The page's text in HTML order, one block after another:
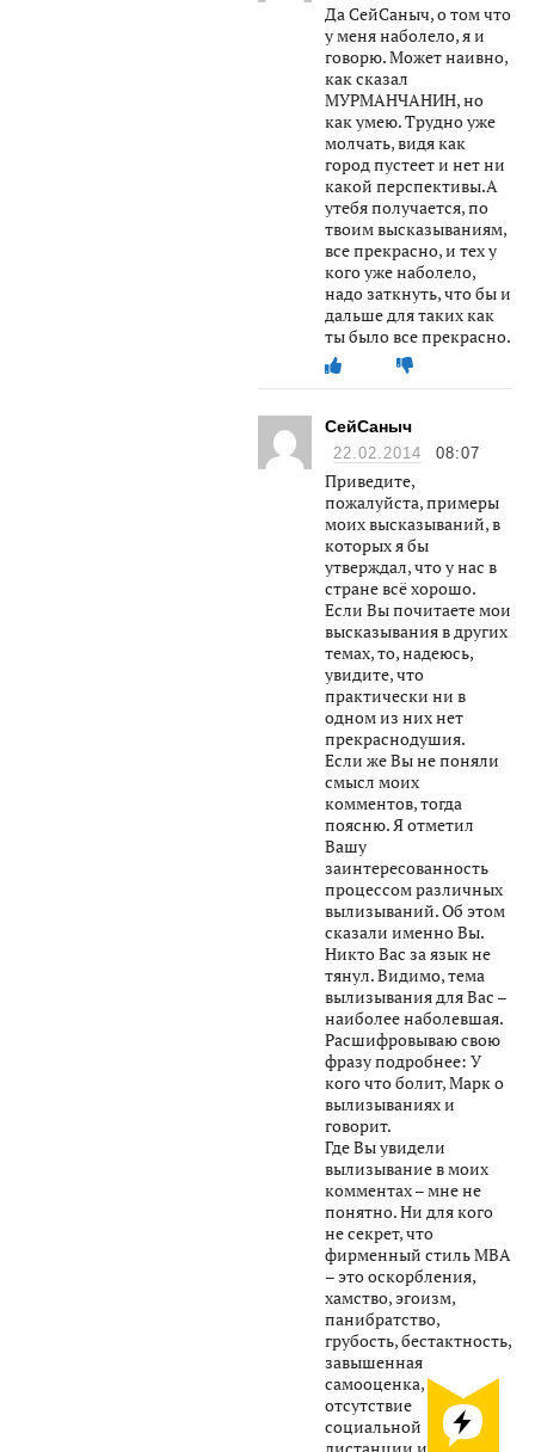
Да СейСаныч, о том что
у меня наболело, я и
говорю. Может наивно,
как сказал
МУРМАНЧАНИН, но
как умею. Трудно уже
молчать, видя как
город пустеет и нет ни
какой перспективы.А
утебя получается, по
твоим высказываниям,
все прекрасно, и тех у
кого уже наболело,
надо заткнуть, что бы и
дальше для таких как
ты было все прекрасно.
СейСаныч
22.02.2014 08:07
Приведите,
пожалуйста, примеры
моих высказываний, в
которых я бы
утверждал, что у нас в
стране всё хорошо.
Если Вы почитаете мои
высказывания в других
темах, то, надеюсь,
увидите, что
практически ни в
одном из них нет
прекраснодушия.
Если же Вы не поняли
смысл моих
комментов, тогда
поясню. Я отметил
Вашу
заинтересованность
процессом различных
вылизываний. Об этом
сказали именно Вы.
Никто Вас за язык не
тянул. Видимо, тема
вылизывания для Вас –
наиболее наболевшая.
Расшифровываю свою
фразу подробнее: У
кого что болит, Марк о
вылизываниях и
говорит.
Где Вы увидели
вылизывание в моих
комментах – мне не
понятно. Ни для кого
не секрет, что
фирменный стиль МВА
– это оскорбления,
хамство, эгоизм,
панибратство,
грубость, бестактность,
завышенная
самооценка,
отсутствие
социальной